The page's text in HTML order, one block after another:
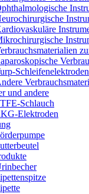
Schleifenelektroden
und andere
Schlauch
Elektroden